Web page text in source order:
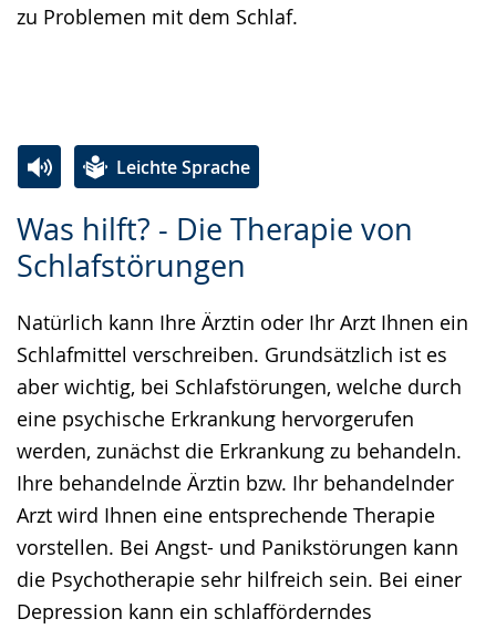
zu Problemen mit dem Schlaf.
Was hilft? - Die Therapie von
Schlafstörungen
Natürlich kann Ihre Ärztin oder Ihr Arzt Ihnen ein
Schlafmittel verschreiben. Grundsätzlich ist es
aber wichtig, bei Schlafstörungen, welche durch
eine psychische Erkrankung hervorgerufen
werden, zunächst die Erkrankung zu behandeln.
Ihre behandelnde Ärztin bzw. Ihr behandelnder
Arzt wird Ihnen eine entsprechende Therapie
vorstellen. Bei Angst- und Panikstörungen kann
die Psychotherapie sehr hilfreich sein. Bei einer
Depression kann ein schlafförderndes
Leichte Sprache
Leichten
Sprache
Audio-
Unterstützung.
Video
in
Gebärdensprache
wird
angezeigt.